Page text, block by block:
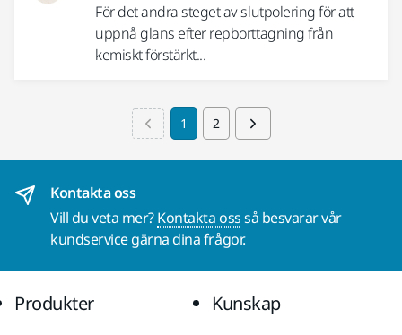
För det andra steget av slutpolering för att
uppnå glans efter repborttagning från
kemiskt förstärkt...
1 2
Kontakta oss
Vill du veta mer?Kontakta ossså besvarar vår
kundservice gärna dina frågor.
Produkter Kunskap